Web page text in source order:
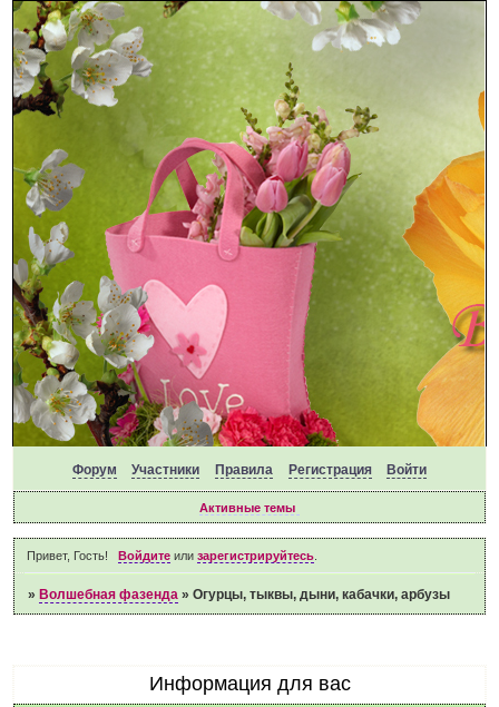
Форум Участники Правила Регистрация Войти
Активные темы
Привет, Гость! Войдитеили зарегистрируйтесь.
» Волшебная фазенда »Огурцы, тыквы, дыни, кабачки, арбузы
Информация для вас